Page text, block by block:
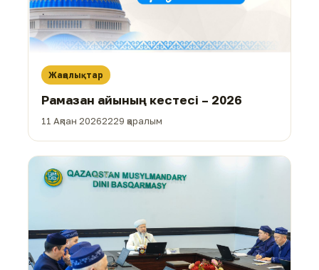
Жаңалықтар
Рамазан айының кестесі – 2026
11 Ақпан 20262229 қаралым